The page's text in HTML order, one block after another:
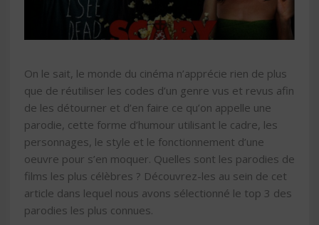
On le sait, le monde du cinéma n’apprécie rien de plus
que de réutiliser les codes d’un genre vus et revus afin
de les détourner et d’en faire ce qu’on appelle une
parodie, cette forme d’humour utilisant le cadre, les
personnages, le style et le fonctionnement d’une
oeuvre pour s’en moquer. Quelles sont les parodies de
films les plus célèbres ? Découvrez-les au sein de cet
article dans lequel nous avons sélectionné le top 3 des
parodies les plus connues.